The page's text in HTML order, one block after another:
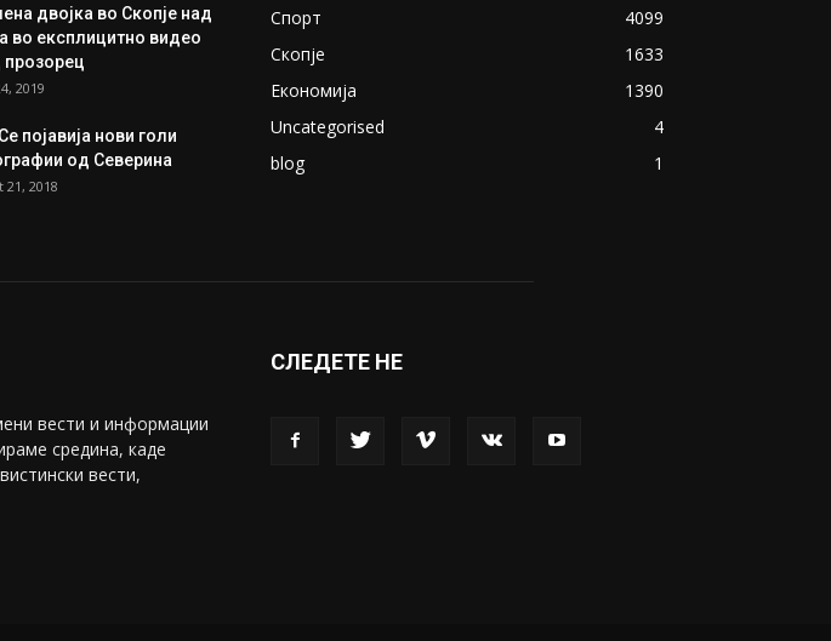
двојка во Скопје над
во експлицитно видео
прозорец
2019
појавија нови голи
од Северина
21, 2018
Спорт
4099
Скопје
1633
Економија
1390
Uncategorised
4
blog
1
вести и информации
средина, каде
вести,
СЛЕДЕТЕ НЕ